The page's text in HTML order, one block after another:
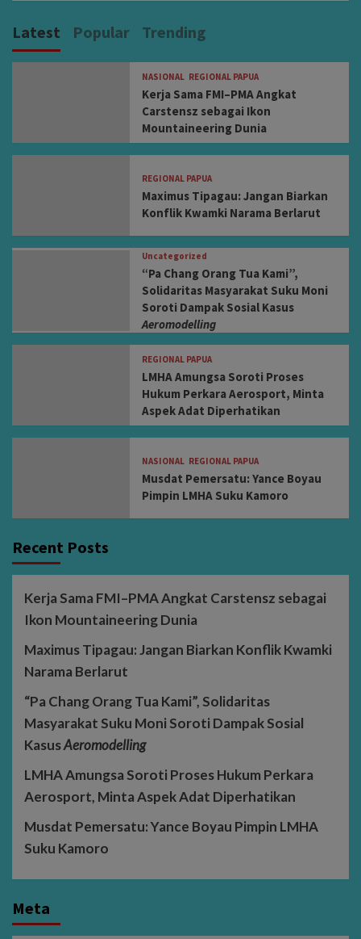
Latest Popular Trending
NASIONAL REGIONAL PAPUA
Kerja Sama FMI–PMA Angkat
Carstensz sebagai Ikon
Mountaineering Dunia
REGIONAL PAPUA
Maximus Tipagau: Jangan Biarkan
Konflik Kwamki Narama Berlarut
Uncategorized
“Pa Chang Orang Tua Kami”,
Solidaritas Masyarakat Suku Moni
Soroti Dampak Sosial Kasus
Aeromodelling
REGIONAL PAPUA
LMHA Amungsa Soroti Proses
Hukum Perkara Aerosport, Minta
Aspek Adat Diperhatikan
NASIONAL REGIONAL PAPUA
Musdat Pemersatu: Yance Boyau
Pimpin LMHA Suku Kamoro
Recent Posts
Kerja Sama FMI–PMA Angkat Carstensz sebagai
Ikon Mountaineering Dunia
Maximus Tipagau: Jangan Biarkan Konflik Kwamki
Narama Berlarut
“Pa Chang Orang Tua Kami”, Solidaritas
Masyarakat Suku Moni Soroti Dampak Sosial
KasusAeromodelling
LMHA Amungsa Soroti Proses Hukum Perkara
Aerosport, Minta Aspek Adat Diperhatikan
Musdat Pemersatu: Yance Boyau Pimpin LMHA
Suku Kamoro
Meta